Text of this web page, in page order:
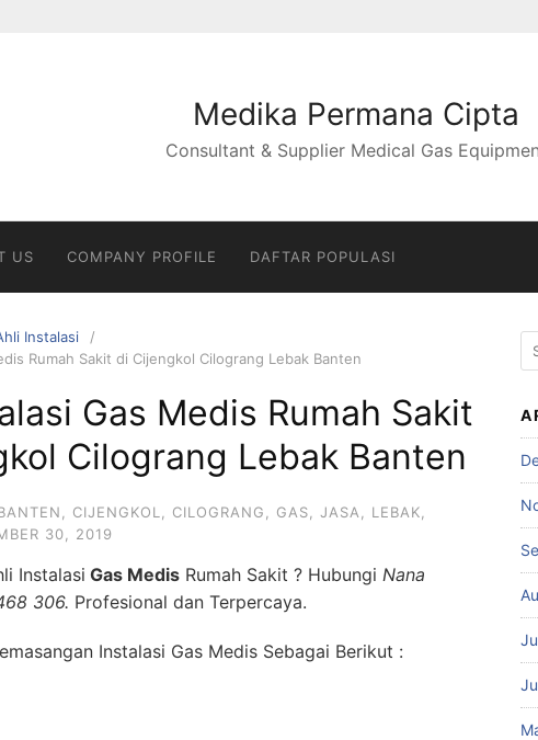
Medika Permana Cipta
Consultant & Supplier Medical Gas
US COMPANY PROFILE DAFTAR POPULASI
Instalasi
Rumah Sakit di Cijengkol Cilograng Lebak Banten
Gas Medis Rumah Sakit
Cilograng Lebak Banten
CIJENGKOL CILOGRANG GAS JASA LEBAK
30, 2019
Instalasi Gas Medis Rumah Sakit ? Hubungi Nana
306. Profesional dan Terpercaya.
Instalasi Gas Medis Sebagai Berikut :